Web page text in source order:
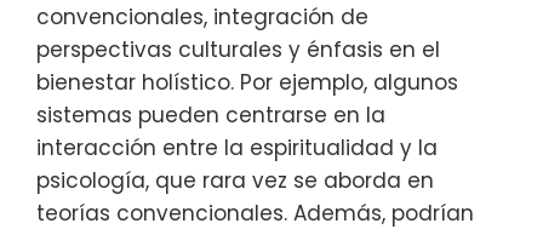
convencionales, integración de
perspectivas culturales y énfasis en el
bienestar holístico. Por ejemplo, algunos
sistemas pueden centrarse en la
interacción entre la espiritualidad y la
psicología, que rara vez se aborda en
teorías convencionales. Además, podrían